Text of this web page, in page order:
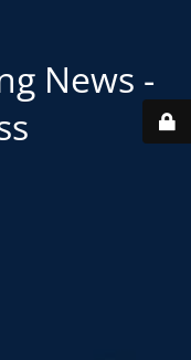
News -